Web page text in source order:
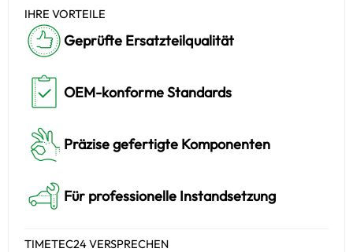
IHRE VORTEILE
Geprüfte Ersatzteilqualität
OEM-konforme Standards
Präzise gefertigte Komponenten
Für professionelle Instandsetzung
TIMETEC24 VERSPRECHEN